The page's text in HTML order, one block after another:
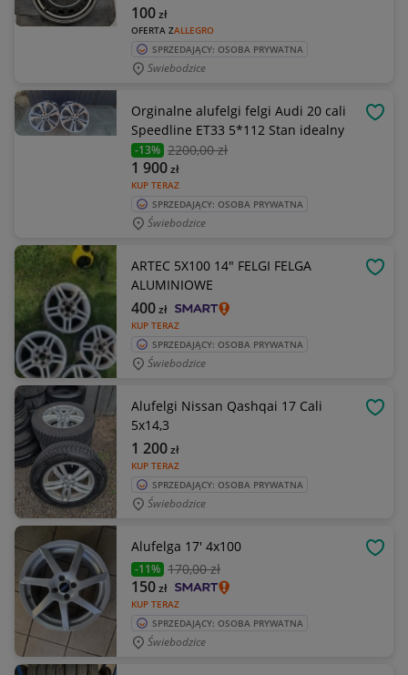
OFERTA ZALLEGRO
100zł
SPRZEDAJĄCY: OSOBA PRYWATNA
Swiebodzice
Orginalne alufelgi felgi Audi 20 cali
Speedline ET33 5*112 Stan idealny
-13% 2200,00 zł
KUP TERAZ
1 900zł
SPRZEDAJĄCY: OSOBA PRYWATNA
Świebodzice
ARTEC 5X100 14" FELGI FELGA
ALUMINIOWE
KUP TERAZ
400zł
SPRZEDAJĄCY: OSOBA PRYWATNA
Świebodzice
Alufelgi Nissan Qashqai 17 Cali
5x14,3
KUP TERAZ
1 200zł
SPRZEDAJĄCY: OSOBA PRYWATNA
Świebodzice
Alufelga 17' 4x100
-11% 170,00 zł
KUP TERAZ
150zł
SPRZEDAJĄCY: OSOBA PRYWATNA
Świebodzice